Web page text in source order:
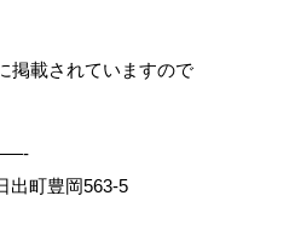
掲載されていますので
出町豊岡563-5